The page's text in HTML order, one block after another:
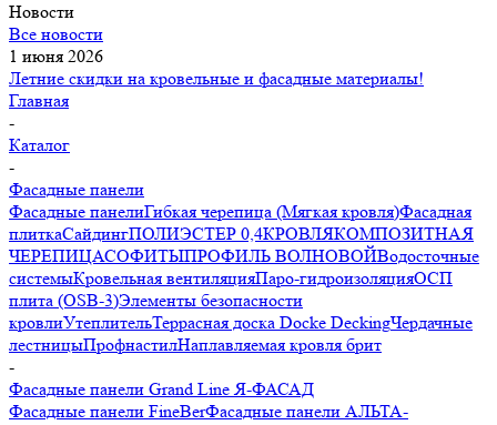
Новости
Все новости
1 июня 2026
Летние скидки на кровельные и фасадные материалы!
Главная
-
Каталог
-
Фасадные панели
Фасадные панелиГибкая черепица (Мягкая кровля)Фасадная
плиткаСайдингПОЛИЭСТЕР 0,4КРОВЛЯКОМПОЗИТНАЯ
ЧЕРЕПИЦАСОФИТЫПРОФИЛЬ ВОЛНОВОЙВодосточные
системыКровельная вентиляцияПаро-гидроизоляцияОСП
плита (OSB-3)Элементы безопасности
кровлиУтеплительТеррасная доска Docke DeckingЧердачные
лестницыПрофнастилНаплавляемая кровля брит
-
Фасадные панели Grand Line Я-ФАСАД
Фасадные панели FineBerФасадные панели АЛЬТА-